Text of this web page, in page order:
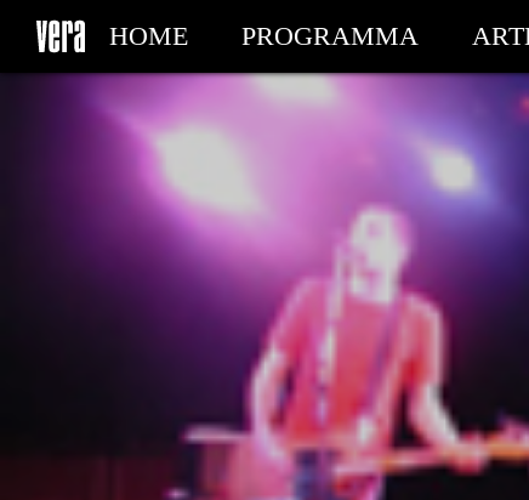
HOME PROGRAMMA
MIJN TICKETS